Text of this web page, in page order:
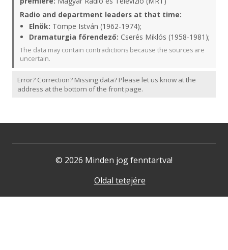
Radio and department leaders at that time:
Elnök: Tömpe István (1962-1974);
Dramaturgia főrendező: Cserés Miklós (1958-1981);
The data may contain contradictions because the sources are
uncertain.
Error? Correction? Missing data? Please let us know at the
address at the bottom of the front page.
© 2026 Minden jog fenntartva!
Oldal tetejére